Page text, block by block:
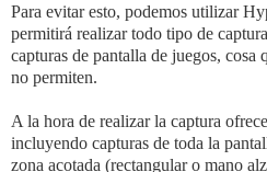
Para evitar esto, podemos utilizar
permitirá realizar todo tipo de
capturas de pantalla de juegos, cosa
no permiten.
A la hora de realizar la captura
incluyendo capturas de toda la
zona acotada (rectangular o mano